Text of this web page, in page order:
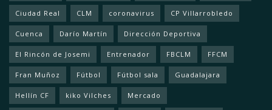
Ciudad Real CLM coronavirus CP Villarrobledo
Cuenca Darío Martín Dirección Deportiva
El Rincón de Josemi Entrenador FBCLM FFCM
Fran Muñoz Fútbol Fútbol sala Guadalajara
Hellín CF kiko Vilches Mercado